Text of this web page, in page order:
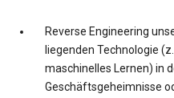
Reverse Engineering
liegenden Technologie
maschinelles Lernen) in
Geschäftsgeheimnisse